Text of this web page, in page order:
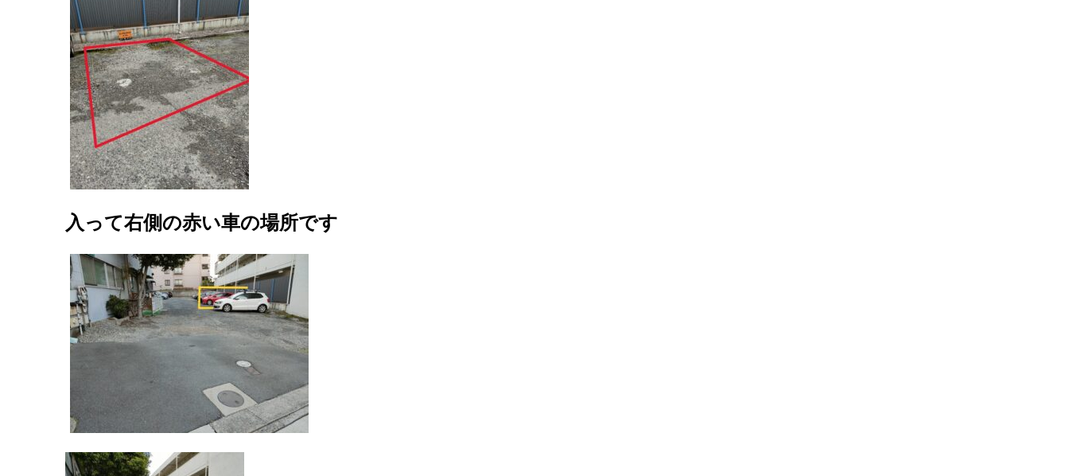
入って右側の赤い車の場所です